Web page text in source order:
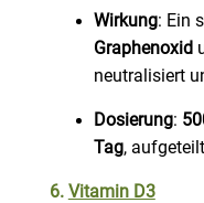
Wirkung: Ein
Graphenoxid
neutralisiert
Dosierung:
Tag,
6. Vitamin D3